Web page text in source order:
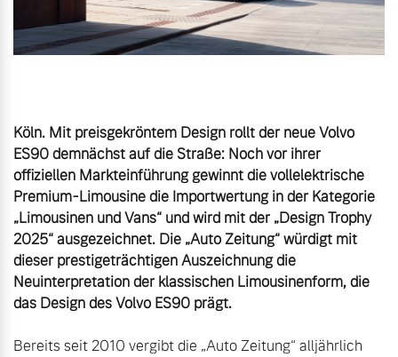
Zubehörkatalog
Service by Volvo
Köln. Mit preisgekröntem Design rollt der neue Volvo
ES90 demnächst auf die Straße: Noch vor ihrer
offiziellen Markteinführung gewinnt die vollelektrische
Premium-Limousine die Importwertung in der Kategorie
„Limousinen und Vans“ und wird mit der „Design Trophy
2025“ ausgezeichnet. Die „Auto Zeitung“ würdigt mit
dieser prestigeträchtigen Auszeichnung die
Neuinterpretation der klassischen Limousinenform, die
das Design des Volvo ES90 prägt.
Bereits seit 2010 vergibt die „Auto Zeitung“ alljährlich